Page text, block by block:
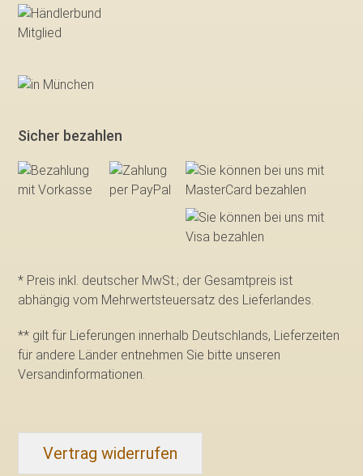
Sicher bezahlen
* Preis inkl. deutscher MwSt.; der Gesamtpreis ist
abhängig vom Mehrwertsteuersatz des Lieferlandes.
** gilt für Lieferungen innerhalb Deutschlands, Lieferzeiten
für andere Länder entnehmen Sie bitte unseren
Versandinformationen
Vertrag widerrufen